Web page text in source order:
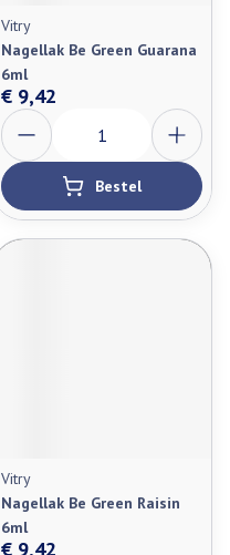
Vitry
Nagellak Be Green Guarana
6ml
€ 9,42
Aantal
Bestel
Vitry
Nagellak Be Green Raisin
6ml
€ 9,42